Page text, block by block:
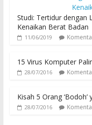
Studi: Tertidur dengan
Kenaikan Berat Badan
11/06/2019
15 Virus Komputer
28/07/2016
Kisah 5 Orang
28/07/2016